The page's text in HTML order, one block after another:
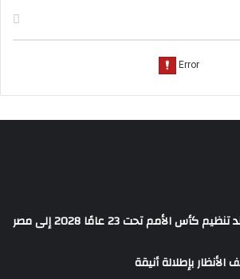
الأمم تحت 23 عامًا 2028 إلى مصر
بإطلالة أنيقة